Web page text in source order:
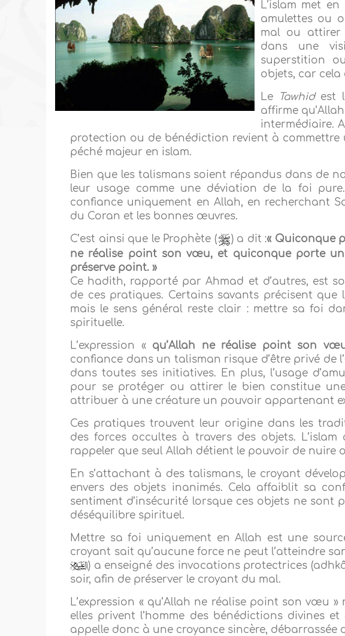
L’islam met
amulettes ou
mal ou attirer
dans une
superstition
objets, car cela
Le
Tawhidest
affirme
intermédiaire.
protection ou de bénédiction revient à commettre
péché majeur en islam.
Bien que les talismans soient répandus dans de
leur usage comme une déviation de la foi
confiance uniquement en Allah, en recherchant
du Coran et les bonnes œuvres.
C’est ainsi que le Prophète (
) a dit :« Quiconque
ne réalise point son vœu, et quiconque porte
préserve point. »
Ce hadith, rapporté par Ahmad et d’autres, est
de ces pratiques. Certains savants précisent que
mais le sens général reste clair : mettre sa foi
spirituelle.
L’expression « qu’Allah ne réalise point son
confiance dans un talisman risque d’être privé de
dans toutes ses initiatives. En plus, l’usage
pour se protéger ou attirer le bien constitue
attribuer à une créature un pouvoir appartenant
Ces pratiques trouvent leur origine dans les
des forces occultes à travers des objets.
rappeler que seul Allah détient le pouvoir de nuire
En s’attachant à des talismans, le croyant
envers des objets inanimés. Cela affaiblit sa
sentiment d’insécurité lorsque ces objets ne sont
déséquilibre spirituel.
Mettre sa foi uniquement en Allah est une
croyant sait qu’aucune force ne peut l’atteindre
) a enseigné des invocations protectrices
soir, afin de préserver le croyant du mal.
L’expression « qu’Allah ne réalise point son vœu
elles privent l’homme des bénédictions divines
appelle donc à une croyance sincère, débarrassée